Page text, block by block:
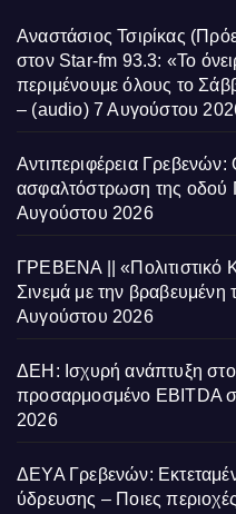
Αναστάσιος Τσιρίκας
στον Star-fm 93.3: «Το
περιμένουμε όλους το
– (audio) 7 Αυγούστου
Αντιπεριφέρεια
ασφαλτόστρωση της οδού
Αυγούστου 2026
ΓΡΕΒΕΝΑ || «Πολιτιστικό
Σινεμά με την βραβευμένη
Αυγούστου 2026
ΔΕΗ: Ισχυρή ανάπτυξη στο
προσαρμοσμένο EBITDA
2026
ΔΕΥΑ Γρεβενών:
ύδρευσης – Ποιες